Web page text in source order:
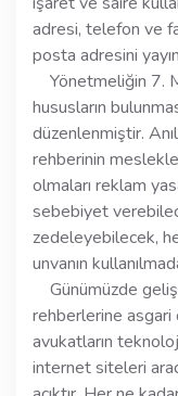
adresi, telefon ve
posta adresini
Yönetmeliğin 7.
hususların
düzenlenmiştir.
rehberinin
olmaları reklam
sebebiyet
zedeleyebilecek,
unvanın
Günümüzde
rehberlerine asgari
avukatların
internet siteleri